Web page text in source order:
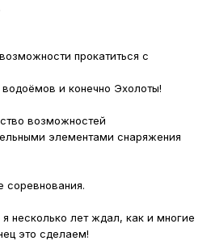
прокатиться с
и конечно Эхолоты!
возможностей
элементами снаряжения
соревнования.
несколько лет ждал, как и многие
это сделаем!